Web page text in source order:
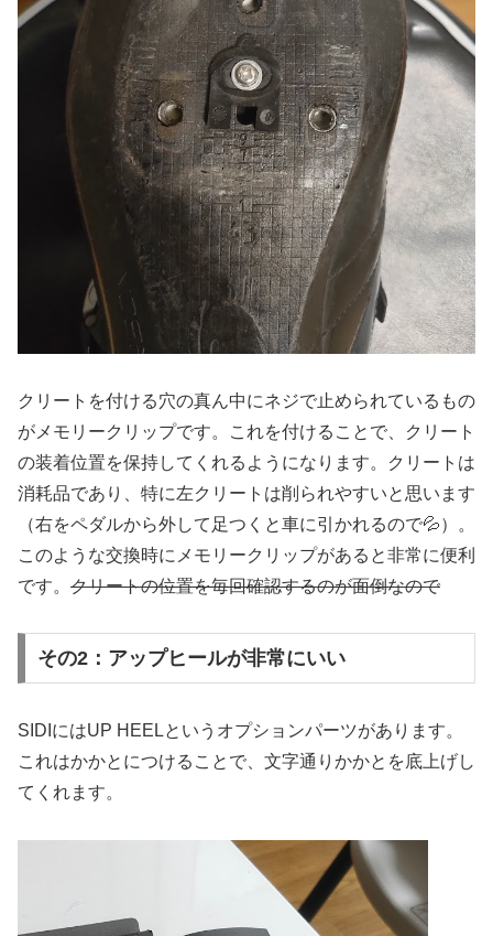
クリートを付ける穴の真ん中にネジで止められているもの
がメモリークリップです。これを付けることで、クリート
の装着位置を保持してくれるようになります。クリートは
消耗品であり、特に左クリートは削られやすいと思います
（右をペダルから外して足つくと車に引かれるので💦）。
このような交換時にメモリークリップがあると非常に便利
です。 クリートの位置を毎回確認するのが面倒なので
その2：アップヒールが非常にいい
SIDIにはUP HEELというオプションパーツがあります。
これはかかとにつけることで、文字通りかかとを底上げし
てくれます。